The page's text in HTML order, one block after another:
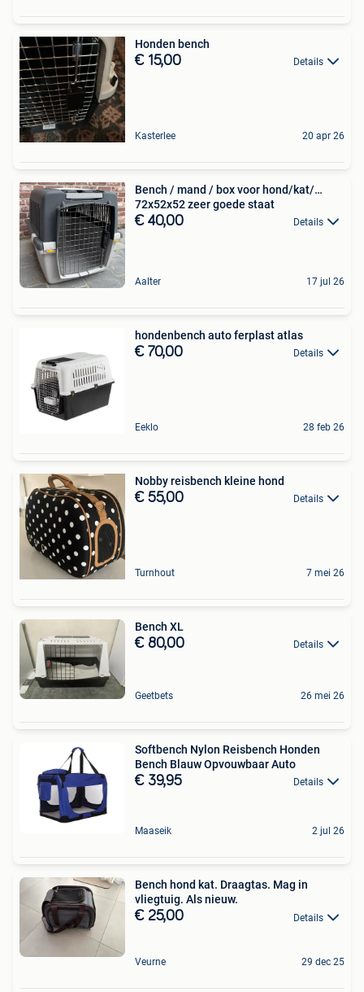
Honden bench
€ 15,00 Details
Kasterlee 20 apr 26
Bench / mand / box voor hond/kat/…
72x52x52 zeer goede staat
€ 40,00 Details
Aalter 17 jul 26
hondenbench auto ferplast atlas
€ 70,00 Details
Eeklo 28 feb 26
Nobby reisbench kleine hond
€ 55,00 Details
Turnhout 7 mei 26
Bench XL
€ 80,00 Details
Geetbets 26 mei 26
Softbench Nylon Reisbench Honden
Bench Blauw Opvouwbaar Auto
€ 39,95 Details
Maaseik 2 jul 26
Bench hond kat. Draagtas. Mag in
vliegtuig. Als nieuw.
€ 25,00 Details
Veurne 29 dec 25